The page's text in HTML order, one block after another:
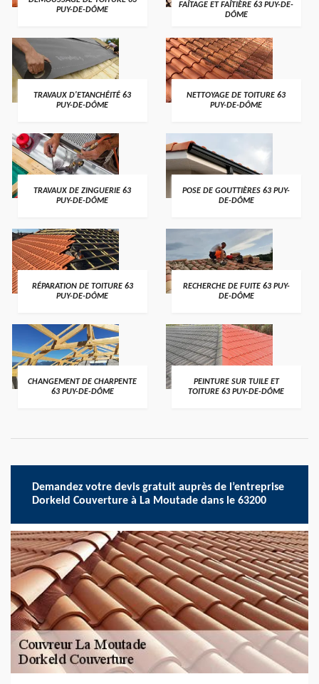
PUY-DE-DÔME
FAÎTAGE ET FAÎTIÈRE 63 PUY-DE-
DÔME
TRAVAUX D'ETANCHÉITÉ 63
PUY-DE-DÔME
NETTOYAGE DE TOITURE 63
PUY-DE-DÔME
TRAVAUX DE ZINGUERIE 63
PUY-DE-DÔME
POSE DE GOUTTIÈRES 63 PUY-
DE-DÔME
RÉPARATION DE TOITURE 63
PUY-DE-DÔME
RECHERCHE DE FUITE 63 PUY-
DE-DÔME
CHANGEMENT DE CHARPENTE
63 PUY-DE-DÔME
PEINTURE SUR TUILE ET
TOITURE 63 PUY-DE-DÔME
Demandez votre devis gratuit auprès de l’entreprise
Dorkeld Couverture à La Moutade dans le 63200